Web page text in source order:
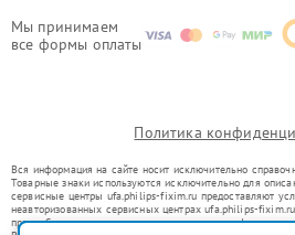
Мы принимаем
все формы оплаты
Политика
Вся информация на сайте носит исключительно
Товарные знаки используются исключительно для
сервисные центры ufa.philips-fixim.ru предоставляют
неавторизованных сервисных центрах ufa.philips-
правообладателями товарных знаков или их